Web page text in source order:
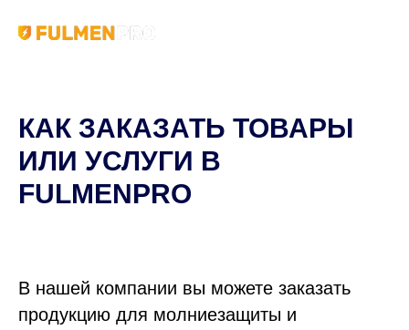
КАК ЗАКАЗАТЬ ТОВАРЫ
ИЛИ УСЛУГИ В
FULMENPRO
В нашей компании вы можете заказать
продукцию для молниезащиты и